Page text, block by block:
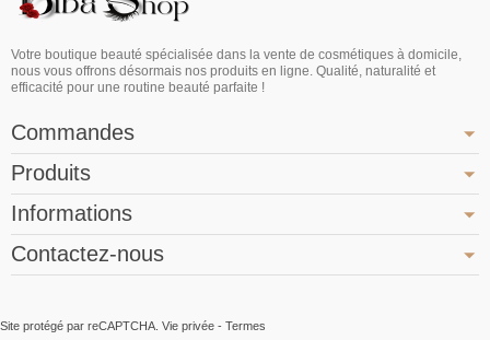
Votre boutique beauté spécialisée dans la vente de cosmétiques à domicile,
nous vous offrons désormais nos produits en ligne. Qualité, naturalité et
efficacité pour une routine beauté parfaite !
Commandes
Produits
Informations
Contactez-nous
Site protégé par reCAPTCHA. Vie privée - Termes